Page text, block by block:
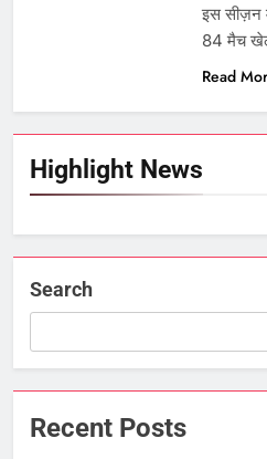
Highlight News
इस सीज़न
84 मैच
Read
Search
Recent Posts